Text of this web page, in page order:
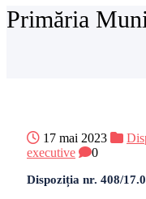
Primăria
17 mai 2023
executive
0
Dispoziția nr. 408/